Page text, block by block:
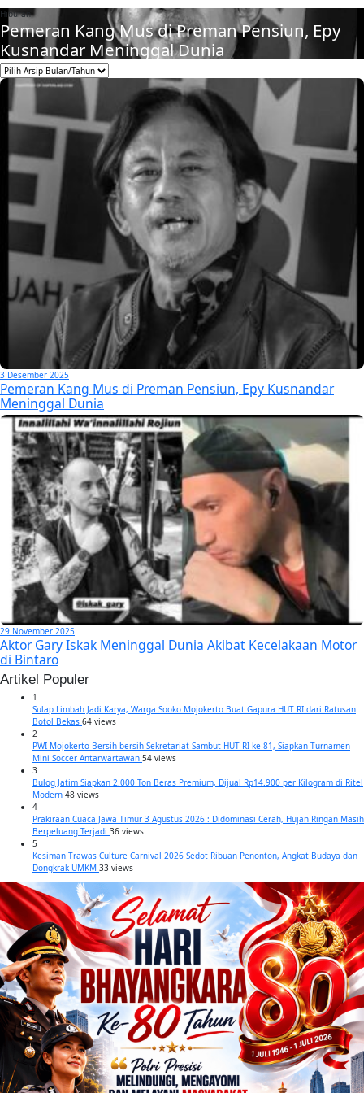
Hiburan
Pemeran Kang Mus di Preman Pensiun, Epy
Kusnandar Meninggal Dunia
3 Desember 2025
Pemeran Kang Mus di Preman Pensiun, Epy Kusnandar
Meninggal Dunia
29 November 2025
Aktor Gary Iskak Meninggal Dunia Akibat Kecelakaan Motor
di Bintaro
Artikel Populer
1
Sulap Limbah Jadi Karya, Warga Sooko Mojokerto Buat Gapura HUT RI dari Ratusan
Botol Bekas 64 views
2
PWI Mojokerto Bersih-bersih Sekretariat Sambut HUT RI ke-81, Siapkan Turnamen
Mini Soccer Antarwartawan 54 views
3
Bulog Jatim Siapkan 2.000 Ton Beras Premium, Dijual Rp14.900 per Kilogram di Ritel
Modern 48 views
4
Prakiraan Cuaca Jawa Timur 3 Agustus 2026 : Didominasi Cerah, Hujan Ringan Masih
Berpeluang Terjadi 36 views
5
Kesiman Trawas Culture Carnival 2026 Sedot Ribuan Penonton, Angkat Budaya dan
Dongkrak UMKM 33 views